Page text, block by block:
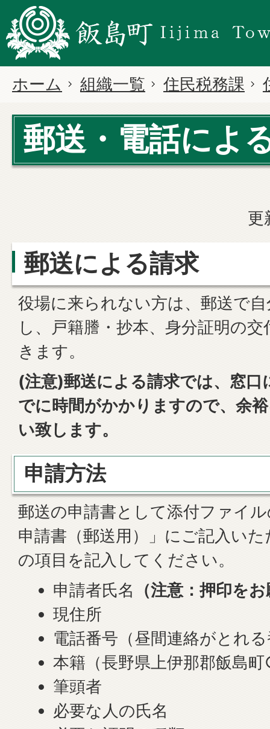
ホーム 組織一覧 住民税務課
郵送・電話によ
更
郵送による請求
役場に来られない方は、郵送で
し、戸籍謄・抄本、身分証明の
きます。
(注意)郵送による請求では、窓口
でに時間がかかりますので、余
い致します。
申請方法
郵送の申請書として添付ファイ
申請書（郵送用）」にご記入い
の項目を記入してください。
申請者氏名
（注意：押印を
現住所
電話番号（昼間連絡がとれ
本籍（長野県上伊那郡飯島
筆頭者
必要な人の氏名